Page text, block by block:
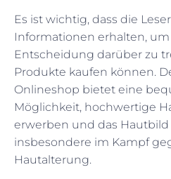
Es ist wichtig, dass die
Informationen erhalten,
Entscheidung darüber zu
Produkte kaufen können.
Onlineshop bietet eine
Möglichkeit, hochwertige
erwerben und das Hautbild
insbesondere im Kampf
Hautalterung.